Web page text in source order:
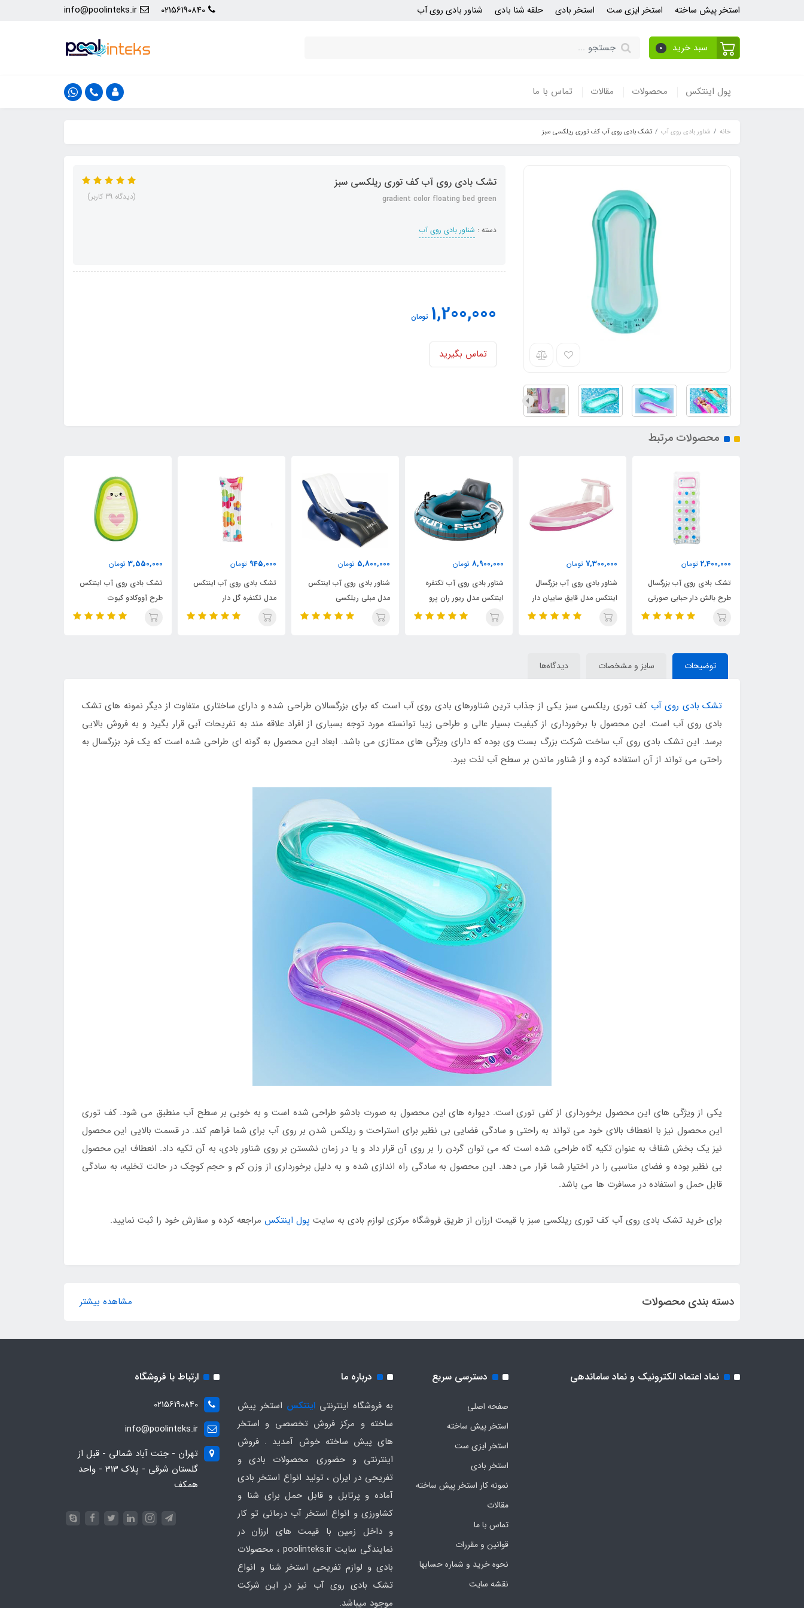
استخر پیش ساخته استخر ایزی ست استخر بادی حلقه شنا بادی شناور بادی روی آب 02156190840
info@poolinteks.ir
سبد خرید 0
پول اینتکس محصولات مقالات تماس با ما
خانه شناور بادی روی آب تشک بادی روی آب کف توری ریلکسی سبز
تشک بادی روی آب کف توری ریلکسی سبز
gradient color floating bed green
دسته : شناور بادی روی آب
(دیدگاه 39 کاربر)
1,200,000 تومان
تماس بگیرید
محصولات مرتبط
2,400,000 تومان
تشک بادی روی آب بزرگسال
طرح بالش دار حبابی صورتی
7,300,000 تومان
شناور بادی روی آب بزرگسال
اینتکس مدل قایق سایبان دار
8,900,000 تومان
شناور بادی روی آب تکنفره
اینتکس مدل ریور ران پرو
5,800,000 تومان
شناور بادی روی آب اینتکس
مدل مبلی ریلکسی
945,000 تومان
تشک بادی روی آب اینتکس
مدل تکنفره گل دار
3,550,000 تومان
تشک بادی روی آب اینتکس
طرح آووکادو کیوت
توضیحات سایز و مشخصات دیدگاه‌ها
تشک بادی روی آب کف توری ریلکسی سبز یکی از جذاب ترین شناورهای بادی روی آب است که برای بزرگسالان طراحی شده و دارای ساختاری متفاوت از دیگر نمونه های تشک
بادی روی آب است. این محصول با برخورداری از کیفیت بسیار عالی و طراحی زیبا توانسته مورد توجه بسیاری از افراد علاقه مند به تفریحات آبی قرار بگیرد و به فروش بالایی
برسد. این تشک بادی روی آب ساخت شرکت بزرگ بست وی بوده که دارای ویژگی های ممتازی می باشد. ابعاد این محصول به گونه ای طراحی شده است که یک فرد بزرگسال به
راحتی می تواند از آن استفاده کرده و از شناور ماندن بر سطح آب لذت ببرد.
یکی از ویژگی های این محصول برخورداری از کفی توری است. دیواره های این محصول به صورت بادشو طراحی شده است و به خوبی بر سطح آب منطبق می شود. کف توری
این محصول نیز با انعطاف بالای خود می تواند به راحتی و سادگی فضایی بی نظیر برای استراحت و ریلکس شدن بر روی آب برای شما فراهم کند. در قسمت بالایی این محصول
نیز یک بخش شفاف به عنوان تکیه گاه طراحی شده است که می توان گردن را بر روی آن قرار داد و یا در زمان نشستن بر روی شناور بادی، به آن تکیه داد. انعطاف این محصول
بی نظیر بوده و فضای مناسبی را در اختیار شما قرار می دهد. این محصول به سادگی راه اندازی شده و به دلیل برخورداری از وزن کم و حجم کوچک در حالت تخلیه، به سادگی
قابل حمل و استفاده در مسافرت ها می باشد.
برای خرید تشک بادی روی آب کف توری ریلکسی سبز با قیمت ارزان از طریق فروشگاه مرکزی لوازم بادی به سایت پول اینتکس مراجعه کرده و سفارش خود را ثبت نمایید.
دسته بندی محصولات مشاهده بیشتر
نماد اعتماد الکترونیک و نماد ساماندهی دسترسی سریع
صفحه اصلی
استخر پیش ساخته
استخر ایزی ست
استخر بادی
نمونه کار استخر پیش ساخته
مقالات
تماس با ما
قوانین و مقررات
نحوه خرید و شماره حسابها
نقشه سایت
درباره ما
به فروشگاه اینترنتی اینتکس استخر پیش
ساخته و مرکز فروش تخصصی و استخر
های پیش ساخته خوش آمدید . فروش
اینترنتی و حضوری محصولات بادی و
تفریحی در ایران ، تولید انواع استخر بادی
آماده و پرتابل و قابل حمل برای شنا و
کشاورزی و انواع استخر آب درمانی تو کار
و داخل زمین با قیمت های ارزان در
نمایندگی سایت poolinteks.ir ، محصولات
بادی و لوازم تفریحی استخر شنا و انواع
تشک بادی روی آب نیز در این شرکت
موجود میباشد.
ارتباط با فروشگاه
02156190840
info@poolinteks.ir
تهران - جنت آباد شمالی - قبل از
گلستان شرقی - پلاک 313 - واحد
همکف